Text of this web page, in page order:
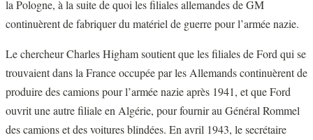
la Pologne, à la suite de quoi les filiales allemandes de GM
continuèrent de fabriquer du matériel de guerre pour l’armée nazie.
Le chercheur Charles Higham soutient que les filiales de Ford qui se
trouvaient dans la France occupée par les Allemands continuèrent de
produire des camions pour l’armée nazie après 1941, et que Ford
ouvrit une autre filiale en Algérie, pour fournir au Général Rommel
des camions et des voitures blindées. En avril 1943, le secrétaire